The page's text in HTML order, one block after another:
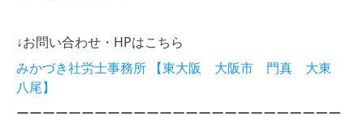
↓お問い合わせ・HPはこちら
みかづき社労士事務所 【東大阪 大阪市 門真 大東
八尾】
ーーーーーーーーーーーーーーーーーーーーーーーーー